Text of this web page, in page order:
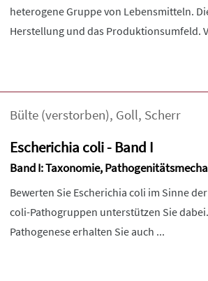
heterogene Gruppe von Lebensmitteln.
Herstellung und das Produktionsumfeld.
Bülte (verstorben), Goll, Scherr
Escherichia coli - Band I
Band I: Taxonomie,
Bewerten Sie Escherichia coli im Sinne
coli-Pathogruppen unterstützen Sie
Pathogenese erhalten Sie auch ...